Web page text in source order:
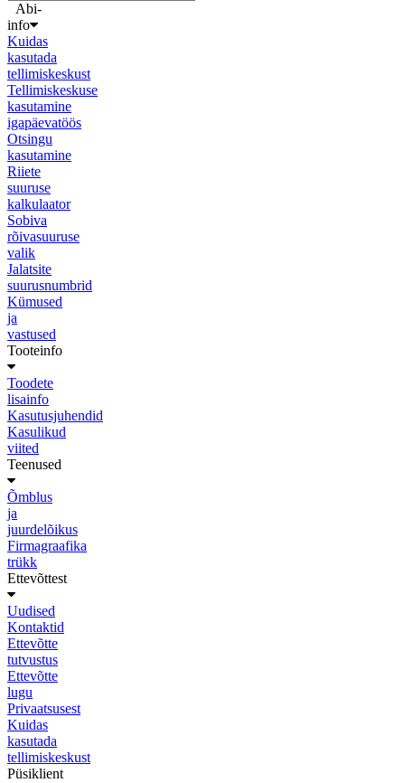
Abi-
info
Kuidas
kasutada
tellimiskeskust
Tellimiskeskuse
kasutamine
igapäevatöös
Otsingu
kasutamine
Riiete
suuruse
kalkulaator
Sobiva
rõivasuuruse
valik
Jalatsite
suurusnumbrid
Kümused
ja
vastused
Tooteinfo
Toodete
lisainfo
Kasutusjuhendid
Kasulikud
viited
Teenused
Õmblus
ja
juurdelõikus
Firmagraafika
trükk
Ettevõttest
Uudised
Kontaktid
Ettevõtte
tutvustus
Ettevõtte
lugu
Privaatsusest
Kuidas
kasutada
tellimiskeskust
Püsiklient